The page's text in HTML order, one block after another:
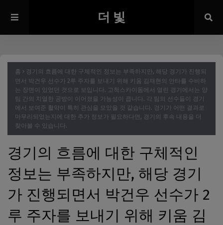
더 빛
홈
경기의 흐름에 대한 구체적인 정보는 부족하지만, 해당 경기가 진행되
면서 박건우 선수가 2루 주자를 보내기 위해 키움 김재현의 안타를 수비하
는 장면이 있었던 것으로 보입니다. 고척스카이돔에서 열린 경기에서는 양
팀 간의 치열한 공방이 이어졌을 가능성이 큽니다. 각 팀의 선수들이 경기
에서 보여준 활약이 특히 관심을 모았을 것 같습니다. 경기가 어떤 결과로
마무리되었는지에 대한 추가 정보가 필요하다면, 경기의 후속 내용을 더
찾아볼 수 있습니다.
경기의 흐름에 대한 구체적인
정보는 부족하지만, 해당 경기
가 진행되면서 박건우 선수가 2
루 주자를 보내기 위해 키움 김